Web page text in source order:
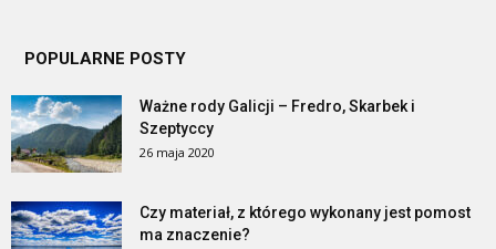
POPULARNE POSTY
Ważne rody Galicji – Fredro, Skarbek i
Szeptyccy
26 maja 2020
Czy materiał, z którego wykonany jest pomost
ma znaczenie?